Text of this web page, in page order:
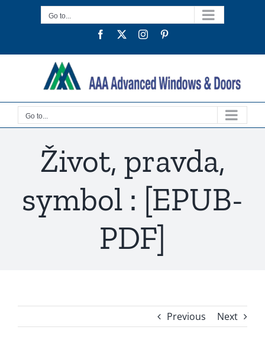
Go to...
Facebook
TwitterInstagram
Go to...
Život, pravda,
symbol : [EPUB-
PDF]
Previous Next